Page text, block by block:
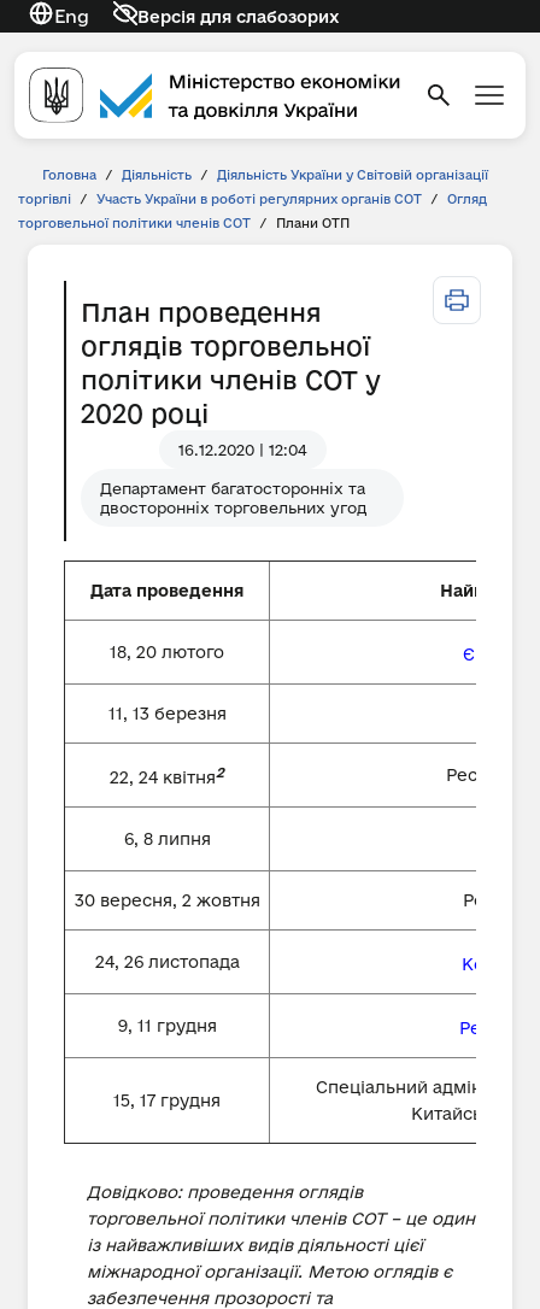
Eng Версія для слабозорих
Головна / Діяльність /
Діяльність України у Світовій організації
торгівлі
/ Участь України в роботі регулярних органів СОТ /
Огляд
торговельної політики членів СОТ
/ Плани ОТП
План проведення
оглядів торговельної
політики членів СОТ у
2020 році
16.12.2020 | 12:04
Департамент багатосторонніх та
двосторонніх торговельних угод
Дата проведення
18, 20 лютого
11, 13 березня
22, 24 квітня2
6, 8 липня
30 вересня, 2 жовтня
24, 26 листопада
9, 11 грудня
15, 17 грудня
Спеціальний
Китайської
Довідково: проведення оглядів
торговельної політики членів СОТ – це один
із найважливіших видів діяльності цієї
міжнародної організації. Метою оглядів є
забезпечення прозорості та